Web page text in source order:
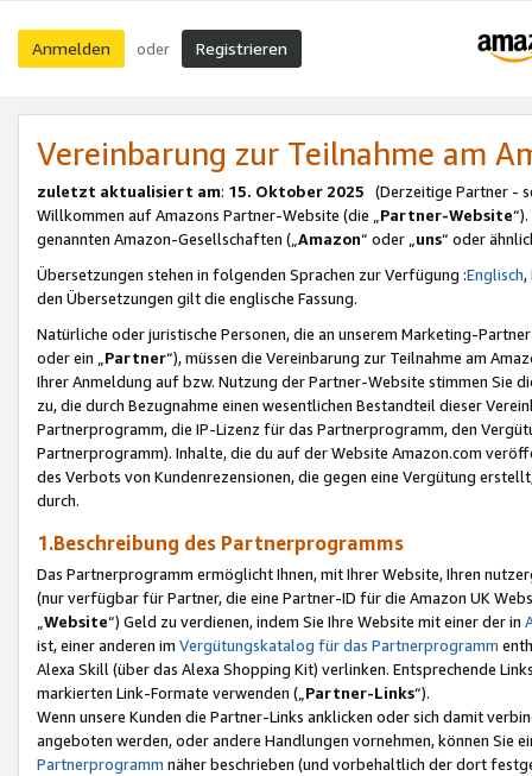
Anmelden oder Registrieren
Vereinbarung zur Teilnahme am
zuletzt aktualisiert am: 15. Oktober 2025 (Derzeitige Partner -
Willkommen auf Amazons Partner-Website (die „Partner-Website
genannten Amazon-Gesellschaften („Amazon“ oder „uns“ oder
Übersetzungen stehen in folgenden Sprachen zur Verfügung :Englisch,
den Übersetzungen gilt die englische Fassung.
Natürliche oder juristische Personen, die an unserem Marketing-
oder ein „Partner“), müssen die Vereinbarung zur Teilnahme am
Ihrer Anmeldung auf bzw. Nutzung der Partner-Website stimmen Sie
zu, die durch Bezugnahme einen wesentlichen Bestandteil dieser
Partnerprogramm, die IP-Lizenz für das Partnerprogramm, den
Partnerprogramm). Inhalte, die du auf der Website Amazon.com
des Verbots von Kundenrezensionen, die gegen eine Vergütung
durch.
1.Beschreibung des Partnerprogramms
Das Partnerprogramm ermöglicht Ihnen, mit Ihrer Website, Ihren
(nur verfügbar für Partner, die eine Partner-ID für die Amazon UK
Website“) Geld zu verdienen, indem Sie Ihre Website mit einer der in
ist, einer anderen im Vergütungskatalog für das Partnerprogramm
Alexa Skill (über das Alexa Shopping Kit) verlinken. Entsprechende
markierten Link-Formate verwenden („ Partner-Links“).
Wenn unsere Kunden die Partner-Links anklicken oder sich damit
angeboten werden, oder andere Handlungen vornehmen, können Sie
Partnerprogramm näher beschrieben (und vorbehaltlich der dort